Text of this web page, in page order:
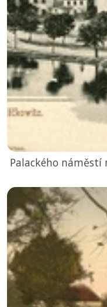
Palackého náměstí